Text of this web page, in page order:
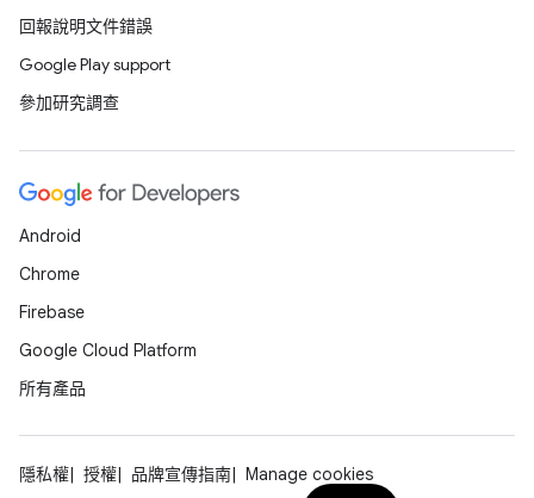
回報說明文件錯誤
Google Play support
參加研究調查
Android
Chrome
Firebase
Google Cloud Platform
所有產品
隱私權 授權 品牌宣傳指南 Manage cookies